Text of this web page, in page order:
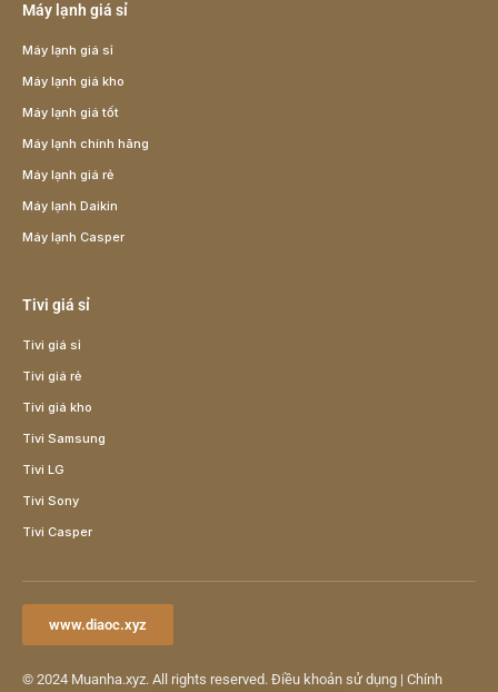
Máy lạnh giá sỉ
Máy lạnh giá sỉ
Máy lạnh giá kho
Máy lạnh giá tốt
Máy lạnh chính hãng
Máy lạnh giá rẻ
Máy lạnh Daikin
Máy lạnh Casper
Tivi giá sỉ
Tivi giá sỉ
Tivi giá rẻ
Tivi giá kho
Tivi Samsung
Tivi LG
Tivi Sony
Tivi Casper
www.diaoc.xyz
© 2024 Muanha.xyz. All rights reserved. Điều khoản sử dụng | Chính